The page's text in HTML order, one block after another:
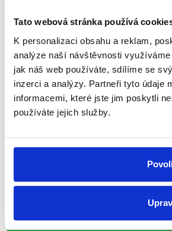
Tato webová stránka používá
K personalizaci obsahu a reklam,
analýze naší návštěvnosti
jak náš web používáte, sdílíme se
inzerci a analýzy. Partneři tyto údaje
informacemi, které jste jim poskytli
používáte jejich služby.
newsletteru nebo
kanálu, kde pravidelně
shrnutí nejzajímavějších
Začněte nás odebírat, a
přehled o tom, jaké
nepravdy se zrovna v
Newsletter